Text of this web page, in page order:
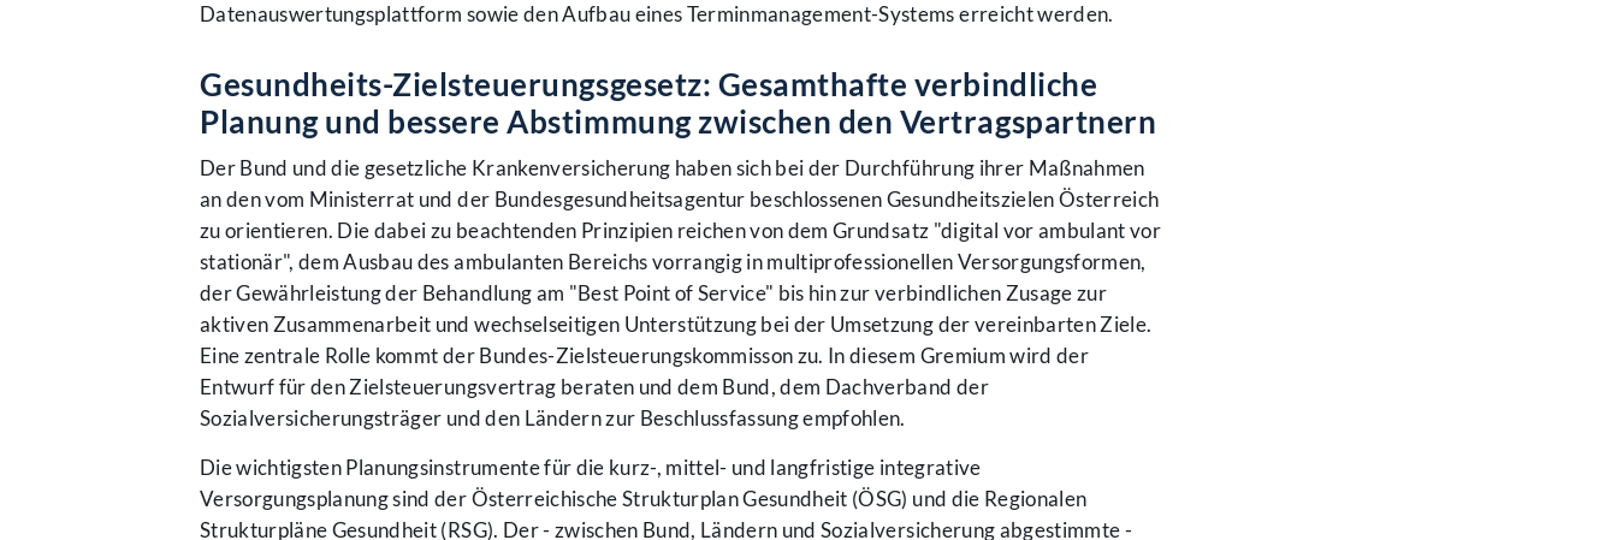
Datenauswertungsplattform sowie den Aufbau eines Terminmanagement-Systems erreicht werden.
Gesundheits-Zielsteuerungsgesetz: Gesamthafte verbindliche
Planung und bessere Abstimmung zwischen den Vertragspartnern
Der Bund und die gesetzliche Krankenversicherung haben sich bei der Durchführung ihrer Maßnahmen
an den vom Ministerrat und der Bundesgesundheitsagentur beschlossenen Gesundheitszielen Österreich
zu orientieren. Die dabei zu beachtenden Prinzipien reichen von dem Grundsatz "digital vor ambulant vor
stationär", dem Ausbau des ambulanten Bereichs vorrangig in multiprofessionellen Versorgungsformen,
der Gewährleistung der Behandlung am "Best Point of Service" bis hin zur verbindlichen Zusage zur
aktiven Zusammenarbeit und wechselseitigen Unterstützung bei der Umsetzung der vereinbarten Ziele.
Eine zentrale Rolle kommt der Bundes-Zielsteuerungskommisson zu. In diesem Gremium wird der
Entwurf für den Zielsteuerungsvertrag beraten und dem Bund, dem Dachverband der
Sozialversicherungsträger und den Ländern zur Beschlussfassung empfohlen.
Die wichtigsten Planungsinstrumente für die kurz-, mittel- und langfristige integrative
Versorgungsplanung sind der Österreichische Strukturplan Gesundheit (ÖSG) und die Regionalen
Strukturpläne Gesundheit (RSG). Der - zwischen Bund, Ländern und Sozialversicherung abgestimmte -